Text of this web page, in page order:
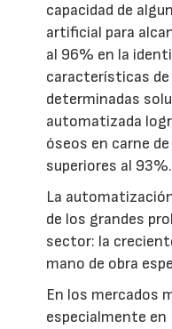
capacidad de
artificial para
al 96% en la
características de
determinadas
automatizada
óseos en carne
superiores al 93%.
La
de los grandes
sector: la
mano de obra
En los mercados
especialmente en